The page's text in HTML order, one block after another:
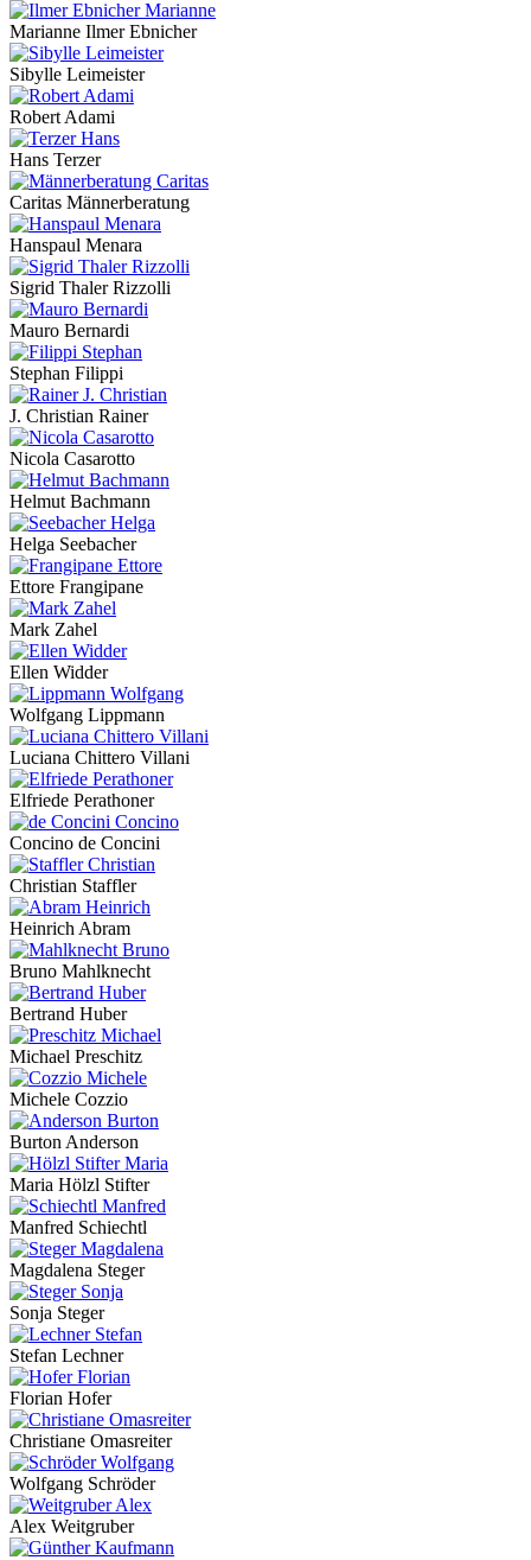
Marianne Ilmer Ebnicher
Sibylle Leimeister
Robert Adami
Hans Terzer
Caritas Männerberatung
Hanspaul Menara
Sigrid Thaler Rizzolli
Mauro Bernardi
Stephan Filippi
J. Christian Rainer
Nicola Casarotto
Helmut Bachmann
Helga Seebacher
Ettore Frangipane
Mark Zahel
Ellen Widder
Wolfgang Lippmann
Luciana Chittero Villani
Elfriede Perathoner
Concino de Concini
Christian Staffler
Heinrich Abram
Bruno Mahlknecht
Bertrand Huber
Michael Preschitz
Michele Cozzio
Burton Anderson
Maria Hölzl Stifter
Manfred Schiechtl
Magdalena Steger
Sonja Steger
Stefan Lechner
Florian Hofer
Christiane Omasreiter
Wolfgang Schröder
Alex Weitgruber